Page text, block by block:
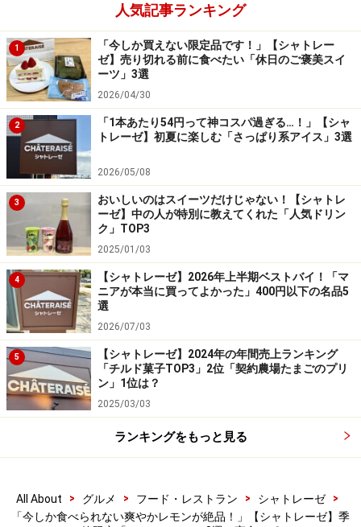
ふんわりとした口どけに、レモンとチーズの味わいが相性抜
ひと口食べると、レモンならではの甘酸っぱい味わい
と、チーズのコクが相性抜群。きめ細かく滑らかなスフ
レチーズは、ふわしゅわっと溶けるような食感です。そ
こに、さっぱりとしたレモンの風味が重なり、爽やかな
後味が心地よく広がります。
口に入れた瞬間に消えていくような軽やかさを存分に堪
能できる一品です。
3. 「瀬戸内レモンモンブラン」421円
「瀬戸内レモンモンブラン」421円（税込）
最後に紹介するのは、「瀬戸内レモンモンブラン」421
円（税込）。瀬戸内レモンを使用したクリームとレモン
ピール、レモンカード、洋酒入りホイップクリーム、ダ
コワーズ、紅茶シロップを重ねた、まさにレモン尽くし
のモンブランです。
さっぱりとしたレモンクリームがたっぷり！ 甘酸っぱいお
いしさと、やさしい口どけが絶品です
人気記事ランキング
1
「今しか買えない限定品です！」【シャトレー
ゼ】売り切れる前に食べたい「休日のご褒美スイ
ーツ」3選
2026/04/30
2
「1本あたり54円って神コスパ過ぎる…！」【シャ
トレーゼ】初夏に楽しむ「さっぱり系アイス」3選
2026/05/08
3
おいしいのはスイーツだけじゃない！【シャトレ
ーゼ】中の人が特別に教えてくれた「人気ドリン
ク」TOP3
2025/01/03
4
【シャトレーゼ】2026年上半期ベストバイ！「マ
ニアが本当に買ってよかった」400円以下の名品5
選
2026/07/03
5
【シャトレーゼ】2024年の年間売上ランキング
「チルド菓子TOP3」2位「契約農場たまごのプリ
ン」1位は？
2025/03/03
ランキングをもっと見る
All About > グルメ > フード・レストラン > シャトレーゼ
>
「今しか食べられない爽やかレモンが絶品！」【シャトレーゼ】季